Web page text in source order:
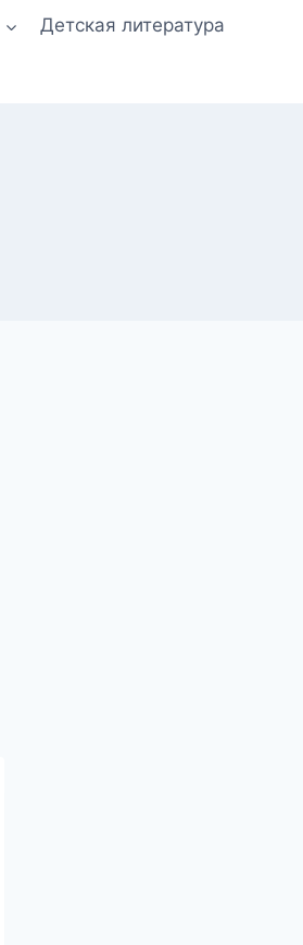
Детская литература